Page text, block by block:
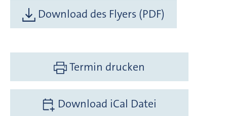
Download des Flyers (PDF)
Termin drucken
Download iCal Datei